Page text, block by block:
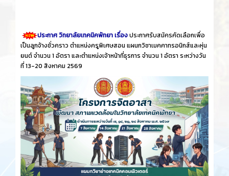
ประกาศ วิทยาลัยเทคนิคพัทยา เรื่องประกาศรับสมัครคัดเลือกเพื่อ
เป็นลูกจ้างชั่วคราว ตำแหน่งครูพิเศษสอน แผนกวิชาเมคคาทรอนิกส์และหุ่น
ยนต์ จำนวน 1 อัตรา และตำแหน่งเจ้าหน้าที่ธุรการ จำนวน 1 อัตรา ระหว่างวัน
ที่ 13-20 สิงหาคม 2569